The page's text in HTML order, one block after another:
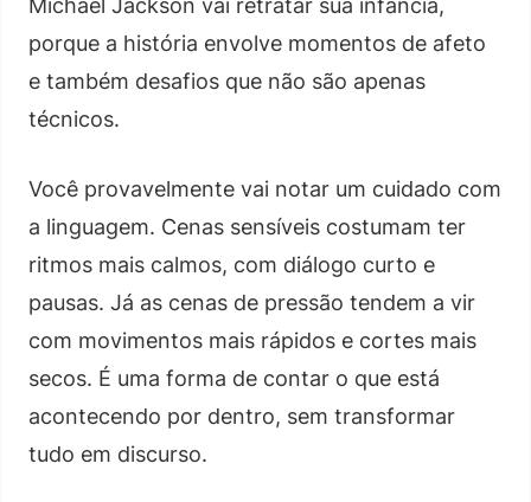
Michael Jackson vai retratar sua infância,
porque a história envolve momentos de afeto
e também desafios que não são apenas
técnicos.
Você provavelmente vai notar um cuidado com
a linguagem. Cenas sensíveis costumam ter
ritmos mais calmos, com diálogo curto e
pausas. Já as cenas de pressão tendem a vir
com movimentos mais rápidos e cortes mais
secos. É uma forma de contar o que está
acontecendo por dentro, sem transformar
tudo em discurso.